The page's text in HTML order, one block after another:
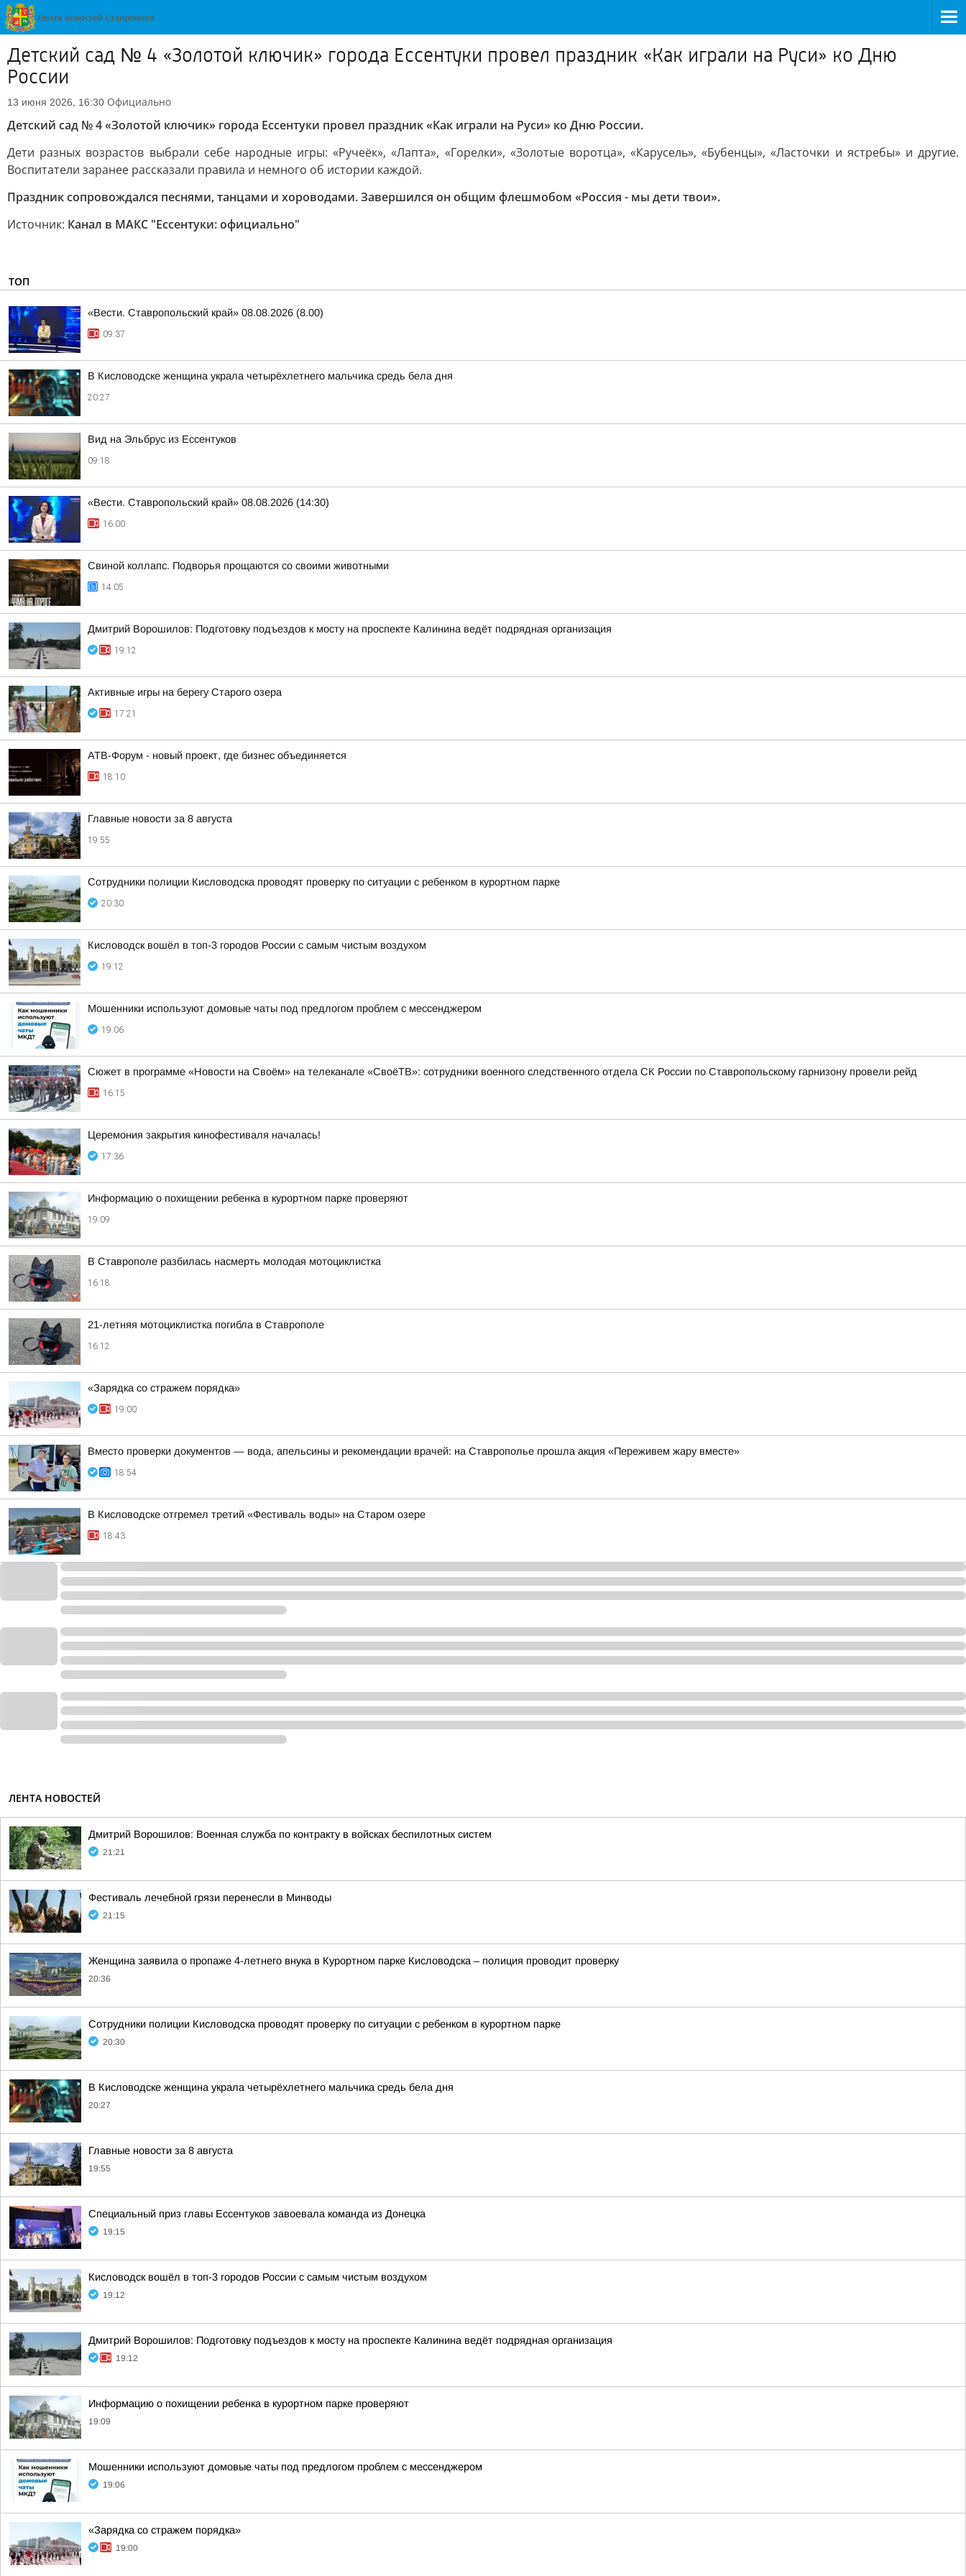
Детский сад № 4 «Золотой ключик» города Ессентуки провел праздник «Как играли на Руси» ко Дню
России
13 июня 2026, 16:30 Официально
Детский сад № 4 «Золотой ключик» города Ессентуки провел праздник «Как играли на Руси» ко Дню России.
Дети разных возрастов выбрали себе народные игры: «Ручеёк», «Лапта», «Горелки», «Золотые воротца», «Карусель», «Бубенцы», «Ласточки и ястребы» и другие.
Воспитатели заранее рассказали правила и немного об истории каждой.
Праздник сопровождался песнями, танцами и хороводами. Завершился он общим флешмобом «Россия - мы дети твои».
Источник: Канал в МАКС "Ессентуки: официально"
ТОП
«Вести. Ставропольский край» 08.08.2026 (8.00)
09:37
В Кисловодске женщина украла четырёхлетнего мальчика средь бела дня
20:27
Вид на Эльбрус из Ессентуков
09:18
«Вести. Ставропольский край» 08.08.2026 (14:30)
16:00
Свиной коллапс. Подворья прощаются со своими животными
14:05
Дмитрий Ворошилов: Подготовку подъездов к мосту на проспекте Калинина ведёт подрядная организация
19:12
Активные игры на берегу Старого озера
17:21
АТВ-Форум - новый проект, где бизнес объединяется
18:10
Главные новости за 8 августа
19:55
Сотрудники полиции Кисловодска проводят проверку по ситуации с ребенком в курортном парке
20:30
Кисловодск вошёл в топ-3 городов России с самым чистым воздухом
19:12
Мошенники используют домовые чаты под предлогом проблем с мессенджером
19:06
Сюжет в программе «Новости на Своём» на телеканале «СвоёТВ»: сотрудники военного следственного отдела СК России по Ставропольскому гарнизону провели рейд
16:15
Церемония закрытия кинофестиваля началась!
17:36
Информацию о похищении ребенка в курортном парке проверяют
19:09
В Ставрополе разбилась насмерть молодая мотоциклистка
16:18
21-летняя мотоциклистка погибла в Ставрополе
16:12
«Зарядка со стражем порядка»
19:00
Вместо проверки документов — вода, апельсины и рекомендации врачей: на Ставрополье прошла акция «Переживем жару вместе»
18:54
В Кисловодске отгремел третий «Фестиваль воды» на Старом озере
18:43
ЛЕНТА НОВОСТЕЙ
Дмитрий Ворошилов: Военная служба по контракту в войсках беспилотных систем
21:21
Фестиваль лечебной грязи перенесли в Минводы
21:15
Женщина заявила о пропаже 4-летнего внука в Курортном парке Кисловодска – полиция проводит проверку
20:36
Сотрудники полиции Кисловодска проводят проверку по ситуации с ребенком в курортном парке
20:30
В Кисловодске женщина украла четырёхлетнего мальчика средь бела дня
20:27
Главные новости за 8 августа
19:55
Специальный приз главы Ессентуков завоевала команда из Донецка
19:15
Кисловодск вошёл в топ-3 городов России с самым чистым воздухом
19:12
Дмитрий Ворошилов: Подготовку подъездов к мосту на проспекте Калинина ведёт подрядная организация
19:12
Информацию о похищении ребенка в курортном парке проверяют
19:09
Мошенники используют домовые чаты под предлогом проблем с мессенджером
19:06
«Зарядка со стражем порядка»
19:00